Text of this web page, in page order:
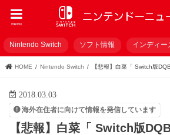
menu
Nintendo Switch ソフト情報 インディー
HOME Nintendo Switch 【悲報】白菜「 Switch版
2018.03.03
海外在住者に向けて情報を発信しています
【悲報】白菜「 Switch版